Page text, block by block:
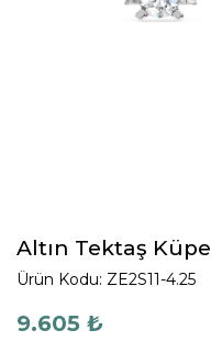
Altın Tektaş Küpe
Ürün Kodu: ZE2S11-4.25
9.605 ₺